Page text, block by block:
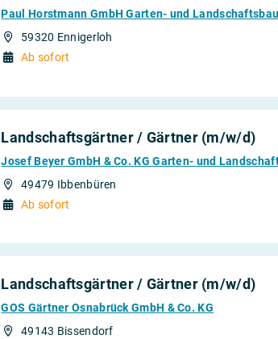
Paul Horstmann GmbH Garten- und Landschaftsbau
59320 Ennigerloh
Ab sofort
Landschaftsgärtner / Gärtner (m/w/d)
Josef Beyer GmbH & Co. KG Garten- und
49479 Ibbenbüren
Ab sofort
Landschaftsgärtner / Gärtner (m/w/d)
GOS Gärtner Osnabrück GmbH & Co. KG
49143 Bissendorf